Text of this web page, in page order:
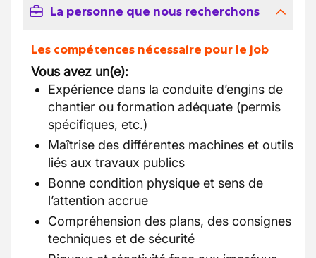
La personne que nous recherchons
Les compétences nécessaire pour le job
Vous avez un(e):
Expérience dans la conduite d’engins de
chantier ou formation adéquate (permis
spécifiques, etc.)
Maîtrise des différentes machines et outils
liés aux travaux publics
Bonne condition physique et sens de
l’attention accrue
Compréhension des plans, des consignes
techniques et de sécurité